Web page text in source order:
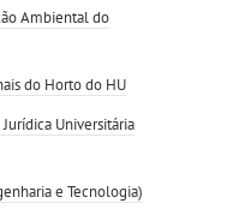
Ambiental do
do Horto do HU
Jurídica Universitária
e Tecnologia)